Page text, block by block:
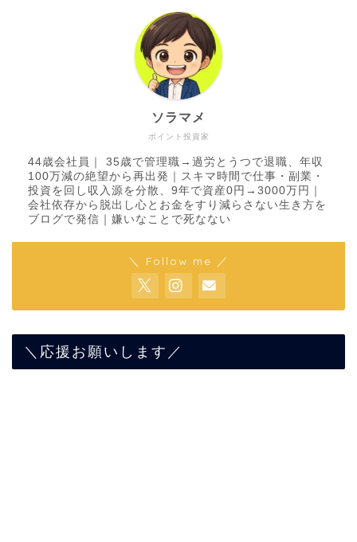
ポイント投資家
ソラマメ
44歳会社員｜ 35歳で管理職→過労とうつで退職、年収
100万減の絶望から再出発｜スキマ時間で仕事・副業・
投資を回し収入源を分散、9年で資産0円→3000万円｜
会社依存から脱出し心とお金をすり減らさない生き方を
ブログで発信｜嫌いなことで死なない
＼ Follow me ／
＼応援お願いします／